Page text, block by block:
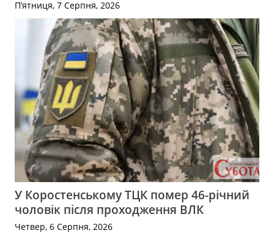
П’ятниця, 7 Серпня, 2026
У Коростенському ТЦК помер 46-річний
чоловік після проходження ВЛК
Четвер, 6 Серпня, 2026